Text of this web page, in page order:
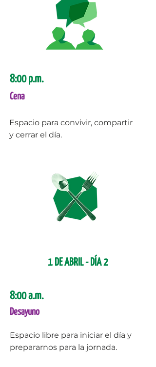
8:00 p.m.
Cena
Espacio para convivir, compartir
y cerrar el día.
1 DE ABRIL - ​DÍA 2
8:00 a.m.
Desayuno
Espacio libre para iniciar el día y
prepararnos para la jornada.